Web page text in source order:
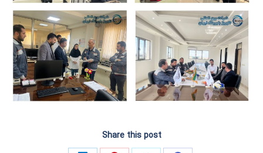
Share this post